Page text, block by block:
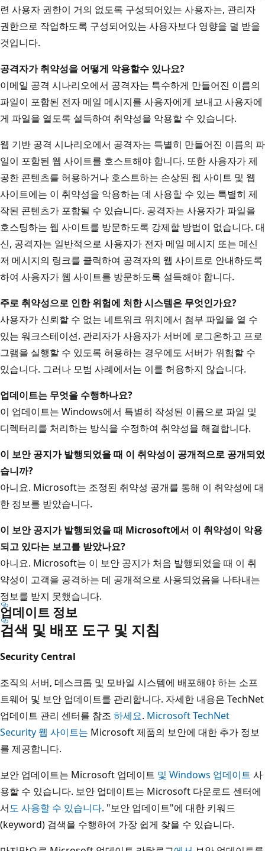
련 사용자 권한이 거의 없도록 구성되어있는 사용자는, 관리자
권한으로 작업하도록 구성되어있는 사용자보다 영향을 덜 받을
것입니다.
공격자가 취약성을 어떻게 악용할수 있나요?
이메일 공격 시나리오에서 공격자는 특수하게 만들어진 이름의
파일이 포함된 전자 메일 메시지를 사용자에게 보내고 사용자에
게 파일을 열도록 설득하여 취약성을 악용할 수 있습니다.
웹 기반 공격 시나리오에서 공격자는 특별히 만들어진 이름의 파
일이 포함된 웹 사이트를 호스트해야 합니다. 또한 사용자가 제
공한 콘텐츠를 허용하거나 호스트하는 손상된 웹 사이트 및 웹
사이트에는 이 취약성을 악용하는 데 사용할 수 있는 특별히 제
작된 콘텐츠가 포함될 수 있습니다. 공격자는 사용자가 파일을
호스팅하는 웹 사이트를 방문하도록 강제할 방법이 없습니다. 대
신, 공격자는 일반적으로 사용자가 전자 메일 메시지 또는 메신
저 메시지의 링크를 클릭하여 공격자의 웹 사이트로 안내하도록
하여 사용자가 웹 사이트를 방문하도록 설득해야 합니다.
주로 취약성으로 인한 위험에 처한 시스템은 무엇인가요?
사용자가 신뢰할 수 없는 네트워크 위치에서 첨부 파일을 열 수
있는 워크스테이션. 관리자가 사용자가 서버에 로그온하고 프로
그램을 실행할 수 있도록 허용하는 경우에도 서버가 위험할 수
있습니다. 그러나 모범 사례에서는 이를 허용하지 않습니다.
업데이트는 무엇을 수행하나요?
이 업데이트는 Windows에서 특별히 작성된 이름으로 파일 및
디렉터리를 처리하는 방식을 수정하여 취약성을 해결합니다.
이 보안 공지가 발행되었을 때 이 취약성이 공개적으로 공개되었
습니까?
아니요. Microsoft는 조정된 취약성 공개를 통해 이 취약성에 대
한 정보를 받았습니다.
이 보안 공지가 발행되었을 때 Microsoft에서 이 취약성이 악용
되고 있다는 보고를 받았나요?
아니요. Microsoft는 이 보안 공지가 처음 발행되었을 때 이 취
약성이 고객을 공격하는 데 공개적으로 사용되었음을 나타내는
정보를 받지 못했습니다.
업데이트 정보
검색 및 배포 도구 및 지침
Security Central
조직의 서버, 데스크톱 및 모바일 시스템에 배포해야 하는 소프
트웨어 및 보안 업데이트를 관리합니다. 자세한 내용은 TechNet
업데이트 관리 센터를 참조 하세요. Microsoft TechNet
Security 웹 사이트는 Microsoft 제품의 보안에 대한 추가 정보
를 제공합니다.
보안 업데이트는 Microsoft 업데이트 및 Windows 업데이트 사
용할 수 있습니다. 보안 업데이트는 Microsoft 다운로드 센터에
서도 사용할 수 있습니다. "보안 업데이트"에 대한 키워드
(keyword) 검색을 수행하여 가장 쉽게 찾을 수 있습니다.